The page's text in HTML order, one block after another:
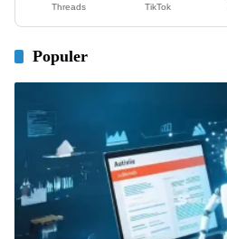
Threads TikTok
Populer